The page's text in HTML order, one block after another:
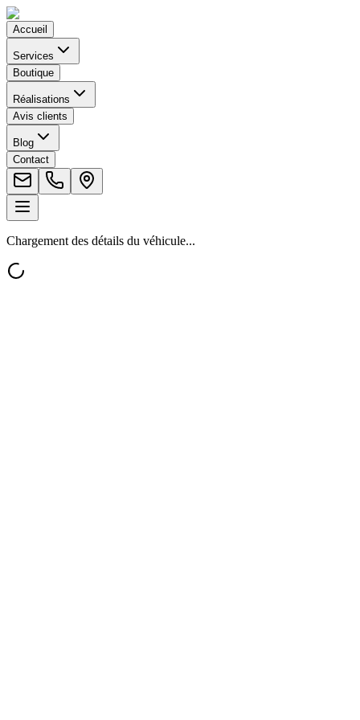
Accueil
Services
Boutique
Réalisations
Avis clients
Blog
Contact
Chargement des détails du véhicule...